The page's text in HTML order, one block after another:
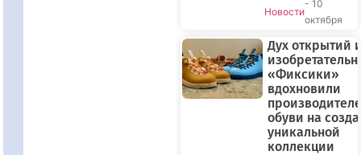
Новости
- 10
октября
Дух открытий
«Фиксики»
вдохновили
обуви на
уникальной
коллекции